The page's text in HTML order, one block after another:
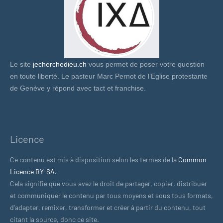
Le site jecherchedieu.ch vous permet de poser votre question
en toute liberté. Le pasteur Marc Pernot de l’Eglise protestante
de Genève y répond avec tact et franchise.
Licence
Ce contenu est mis à disposition selon les termes de la Common
Licence BY-SA.
Cela signifie que vous avez le droit de partager, copier, distribuer
et communiquer le contenu par tous moyens et sous tous formats,
d'adapter, remixer, transformer et créer à partir du contenu, tout
citant la source, donc ce site.